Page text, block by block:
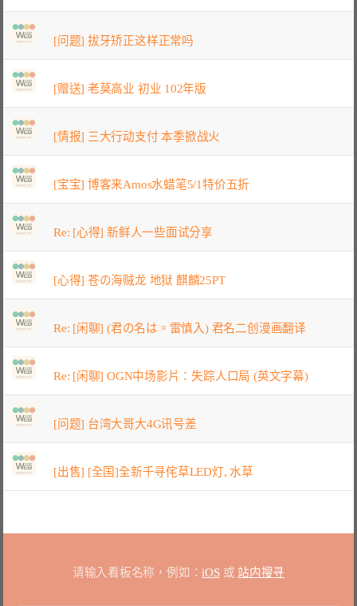
[问题] 拔牙矫正这样正常吗
[赠送] 老莫高业 初业 102年版
[情报] 三大行动支付 本季掀战火
[宝宝] 博客来Amos水蜡笔5/1特价五折
Re: [心得] 新鲜人一些面试分享
[心得] 苍の海贼龙 地狱 麒麟25PT
Re: [闲聊] (君の名は。雷慎入) 君名二创漫画翻译
Re: [闲聊] OGN中场影片：失踪人口局 (英文字幕)
[问题] 台湾大哥大4G讯号差
[出售] [全国]全新千寻侘草LED灯, 水草
请输入看板名称，例如： iOS或 站内搜寻